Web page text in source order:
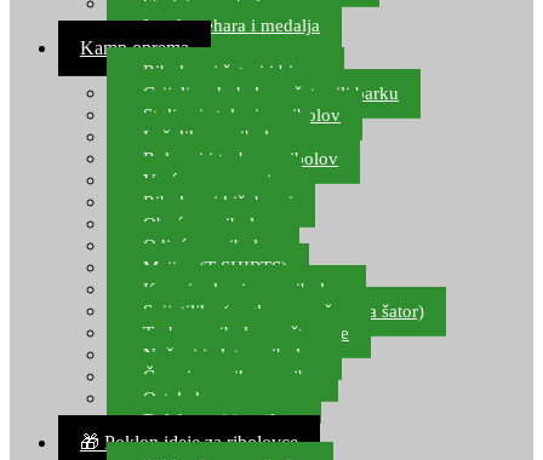
Izrada pehara i medalja
Kamp oprema
Ribolovni šatori i bivvy
Grijalice, kuhala za šator ili barku
Stolice i stolovi za ribolov
Ležaljke za ribolov
Ruksaci i torbe za ribolov
Vreće za spavanje
Ribolovni kišobrani
Obuća za ribolov
Odjeća za ribolov
Majice (T-SHIRTS)
Kape i rukavice za ribolov
Svijetiljke (naglavne, ručne, za šator)
Torbe za ribolovne štapove
Noževi i alat za ribolov
Čamci za prihranu ribe
Ostala kamp oprema
Dalekozori i optika
🎁 Poklon ideje za ribolovce